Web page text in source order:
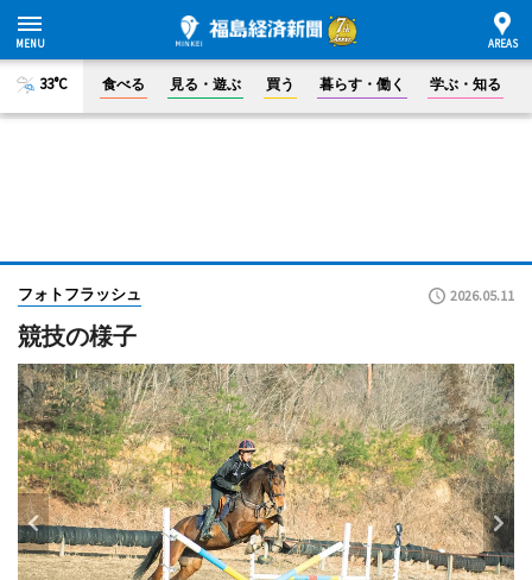
33°C 食べる 見る・遊ぶ 買う 暮らす・働く 学ぶ・知る
フォトフラッシュ 2026.05.11
競技の様子